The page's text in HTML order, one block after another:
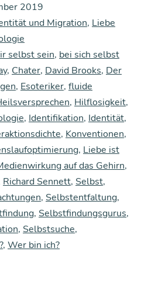
2019
und Migration, Liebe
selbst sein, bei sich selbst
, Chater, David Brooks, Der
, Esoteriker, fluide
, Hilflosigkeit,
, Identifikation, Identität,
, Konventionen,
, Liebe ist
auf das Gehirn,
Richard Sennett, Selbst,
, Selbstentfaltung,
, Selbstfindungsgurus,
, Selbstsuche,
, Wer bin ich?